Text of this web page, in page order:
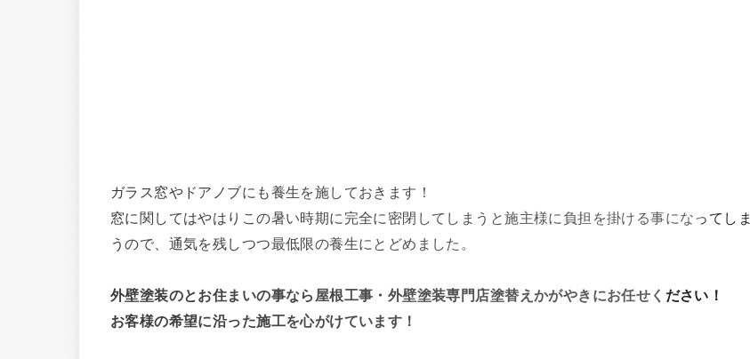
ガラス窓やドアノブにも養生を施しておきます！
窓に関してはやはりこの暑い時期に完全に密閉してしまうと施主様に負担を掛ける事になってしま
うので、通気を残しつつ最低限の養生にとどめました。
外壁塗装のとお住まいの事なら屋根工事・外壁塗装専門店塗替えかがやきにお任せください！
お客様の希望に沿った施工を心がけています！